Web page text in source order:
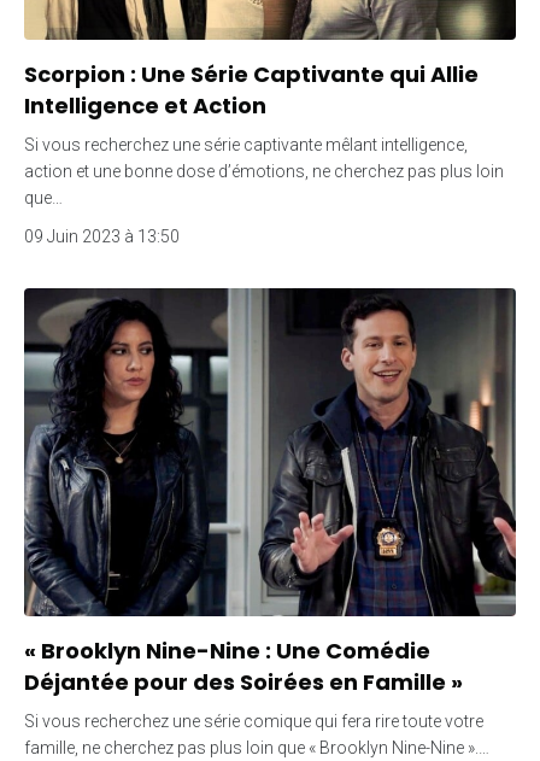
Scorpion : Une Série Captivante qui Allie
Intelligence et Action
Si vous recherchez une série captivante mêlant intelligence,
action et une bonne dose d’émotions, ne cherchez pas plus loin
que…
09 Juin 2023 à 13:50
« Brooklyn Nine-Nine : Une Comédie
Déjantée pour des Soirées en Famille »
Si vous recherchez une série comique qui fera rire toute votre
famille, ne cherchez pas plus loin que « Brooklyn Nine-Nine ».…